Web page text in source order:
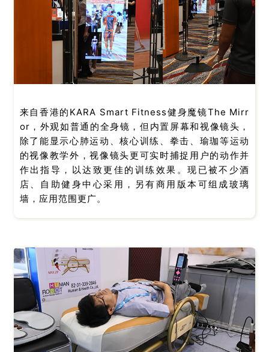
来自香港的KARA Smart Fitness健身魔镜The Mirr
or，外观如普通的全身镜，但内置屏幕和视像镜头，
除了能显示心肺运动、核心训练、拳击、瑜珈等运动
的视像教学外，视像镜头更可实时捕捉用户的动作并
作出指导，以达致更佳的训练效果。现已被不少酒
店、自助健身中心采用，另有商用版本可组成玻璃
墙，应用范围更广。